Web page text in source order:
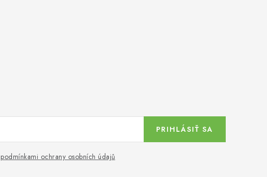
podmínkami ochrany osobních údajů
PRIHLÁSIŤ SA